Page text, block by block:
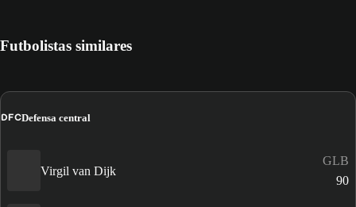
Futbolistas similares
DFCDefensa central
Virgil van Dijk
GLB
90